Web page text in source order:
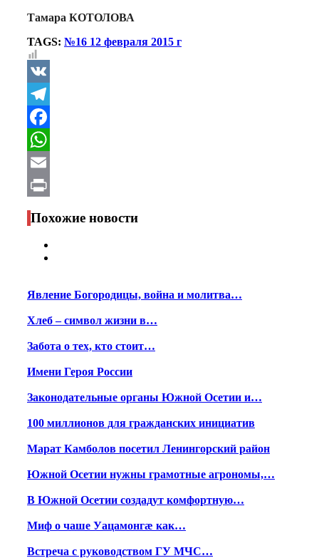
Тамара КОТОЛОВА
TAGS: №16 12 февраля 2015 г
VK
Telegram
Facebook
WhatsApp
Email
Print
Похожие новости
Явление Богородицы, война и молитва…
Хлеб – символ жизни в…
Забота о тех, кто стоит…
Имени Героя России
Законодательные органы Южной Осетии и…
100 миллионов для гражданских инициатив
Марат Камболов посетил Ленингорский район
Южной Осетии нужны грамотные агрономы,…
В Южной Осетии создадут комфортную…
Миф о чаше Уацамонгæ как…
Встреча с руководством ГУ МЧС…